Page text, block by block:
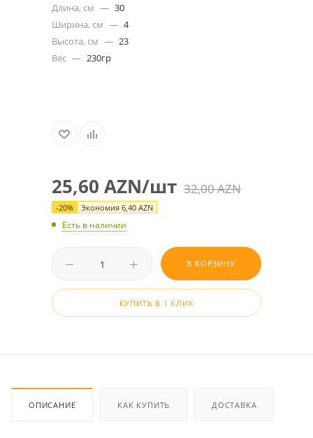
Длина, см — 30
Ширина, см — 4
Высота, см — 23
Вес — 230гр
25,60 AZN/шт 32,00AZN
-20% Экономия 6,40 AZN
Есть в наличии
В КОРЗИНУ
КУПИТЬ В 1 КЛИК
ОПИСАНИЕ КАК КУПИТЬ ДОСТАВКА